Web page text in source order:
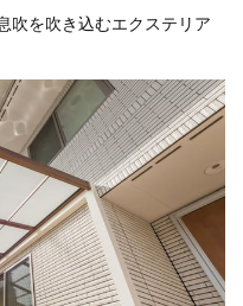
吹を吹き込むエクステリア